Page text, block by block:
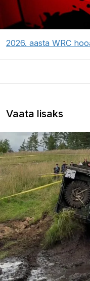
2026. aasta WRC
Vaata lisaks